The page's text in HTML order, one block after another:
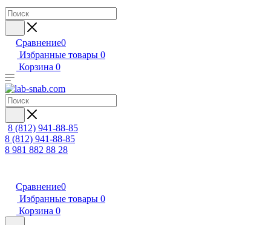
Сравнение0
Избранные товары 0
Корзина 0
8 (812) 941-88-85
8 (812) 941-88-85
8 981 882 88 28
Сравнение0
Избранные товары 0
Корзина 0